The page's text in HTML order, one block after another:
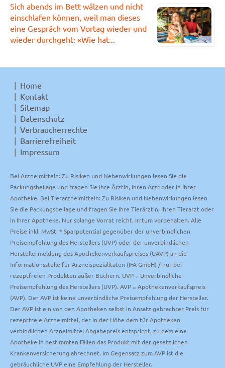
Sich abends im Bett wälzen und nicht
einschlafen können, weil man dieses
eine Gespräch vom Vortag wieder und
wieder durchgeht: «Wie hat...
Home
Kontakt
Sitemap
Datenschutz
Verbraucherrechte
Barrierefreiheit
Impressum
Bei Arzneimitteln: Zu Risiken und Nebenwirkungen lesen Sie die
Packungsbeilage und fragen Sie Ihre Ärztin, Ihren Arzt oder in Ihrer
Apotheke. Bei Tierarzneimitteln: Zu Risiken und Nebenwirkungen lesen
Sie die Packungsbeilage und fragen Sie Ihre Tierärztin, Ihren Tierarzt oder
in Ihrer Apotheke. Nur solange Vorrat reicht. Irrtum vorbehalten. Alle
Preise inkl. MwSt. * Sparpotential gegenüber der unverbindlichen
Preisempfehlung des Herstellers (UVP) oder der unverbindlichen
Herstellermeldung des Apothekenverkaufspreises (UAVP) an die
Informationsstelle für Arzneispezialitäten (IFA GmbH) / nur bei
rezeptfreien Produkten außer Büchern. UVP = Unverbindliche
Preisempfehlung des Herstellers (UVP). AVP = Apothekenverkaufspreis
(AVP). Der AVP ist keine unverbindliche Preisempfehlung der Hersteller.
Der AVP ist ein von den Apotheken selbst in Ansatz gebrachter Preis für
rezeptfreie Arzneimittel, der in der Höhe dem für Apotheken
verbindlichen Arzneimittel Abgabepreis entspricht, zu dem eine
Apotheke in bestimmten Fällen das Produkt mit der gesetzlichen
Krankenversicherung abrechnet. Im Gegensatz zum AVP ist die
gebräuchliche UVP eine Empfehlung der Hersteller.